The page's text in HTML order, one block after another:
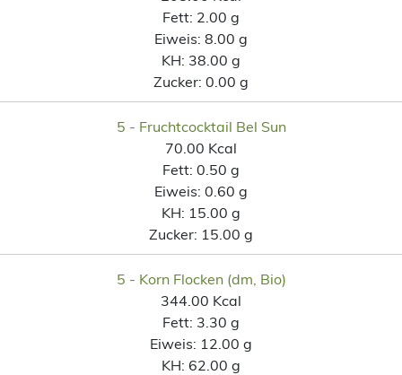
Fett: 2.00 g
Eiweis: 8.00 g
KH: 38.00 g
Zucker: 0.00 g
5 - Fruchtcocktail Bel Sun
70.00 Kcal
Fett: 0.50 g
Eiweis: 0.60 g
KH: 15.00 g
Zucker: 15.00 g
5 - Korn Flocken (dm, Bio)
344.00 Kcal
Fett: 3.30 g
Eiweis: 12.00 g
KH: 62.00 g